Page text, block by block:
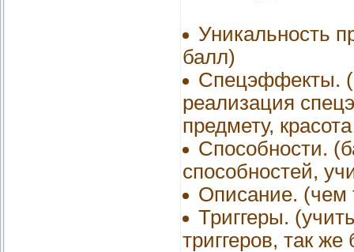
Уникальность
балл)
Спецэффекты.
реализация
предмету,
Способности.
способностей,
Описание. (чем
Триггеры.
триггеров, так